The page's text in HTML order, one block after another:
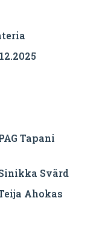
Tapani
Svärd
Ahokas